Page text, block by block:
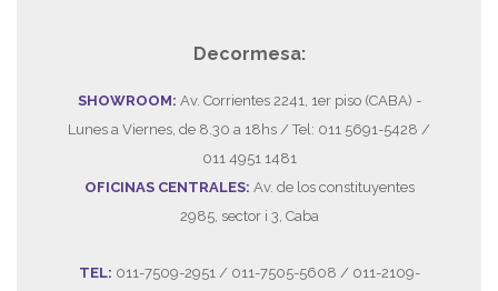
Decormesa:
SHOWROOM: Av. Corrientes 2241, 1er piso (CABA) -
Lunes a Viernes, de 8.30 a 18hs / Tel: 011 5691-5428 /
011 4951 1481
OFICINAS CENTRALES: Av. de los constituyentes
2985, sector i 3, Caba
TEL: 011-7509-2951 / 011-7505-5608 / 011-2109-